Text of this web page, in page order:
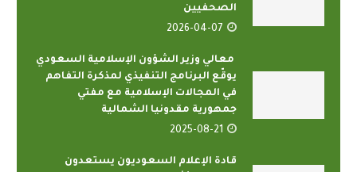
الصحفيين
2026-04-07
معالي وزير الشؤون الإسلامية السعودي
يوقّع البرنامج التنفيذي لمذكرة التفاهم
في المجالات الإسلامية مع مفتي
جمهورية مقدونيا الشمالية
2025-08-21
قادة الإعلام السعوديون يستعدون